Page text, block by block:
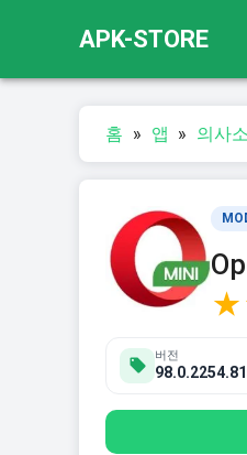
APK-STORE
홈 » 앱 » 의사
★
버전